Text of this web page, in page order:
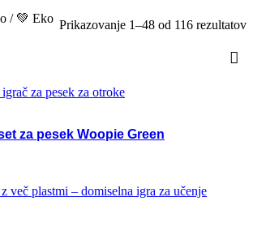
/ 💚 Eko Prikazovanje 1–48 od 116 rezultatov
za pesek Woopie Green